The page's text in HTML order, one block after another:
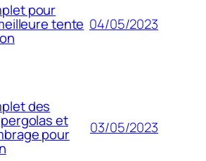
pour
tente 04/05/2023
des
et
pour 03/05/2023